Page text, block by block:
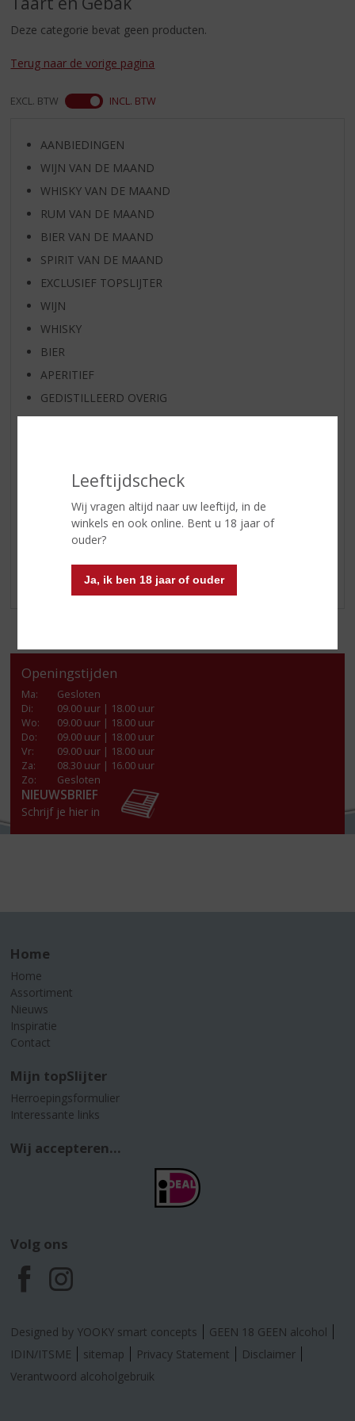
r
n
n
Leeftijdscheck
Wij vragen altijd naar uw leeftijd, in de
winkels en ook online. Bent u 18 jaar of
ouder?
Ja, ik ben 18 jaar of ouder
Deze categorie bevat geen producten.
Terug naar de vorige pagina
EXCL. BTW INCL. BTW
AANBIEDINGEN
WIJN VAN DE MAAND
WHISKY VAN DE MAAND
RUM VAN DE MAAND
BIER VAN DE MAAND
SPIRIT VAN DE MAAND
EXCLUSIEF TOPSLIJTER
WIJN
WHISKY
BIER
APERITIEF
GEDISTILLEERD OVERIG
SHOTJES
GLASWERK
GESCHENKVERPAKKING
(RELATIE)GESCHENKEN
VEGAN DRANKEN
Openingstijden
Ma:
Gesloten
Di:
09.00 uur | 18.00 uur
Wo:
09.00 uur | 18.00 uur
Do:
09.00 uur | 18.00 uur
Vr:
09.00 uur | 18.00 uur
Za:
08.30 uur | 16.00 uur
Zo:
Gesloten
NIEUWSBRIEF
Schrijf je hier in
Home
Home
Assortiment
Nieuws
Inspiratie
Contact
Mijn topSlijter
Herroepingsformulier
Interessante links
Wij accepteren...
Volg ons
F
a
c
I
n
s
Designed by YOOKY smart concepts
GEEN 18 GEEN alcohol
IDIN/ITSME
sitemap Privacy Statement
Disclaimer
Verantwoord alcoholgebruik